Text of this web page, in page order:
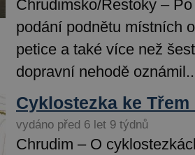
Chrudimsko/Řestoky –
podání podnětu místních
petice a také více než
dopravní nehodě
Cyklostezka ke
vydáno před 6 let 9 týdnů
Chrudim – O